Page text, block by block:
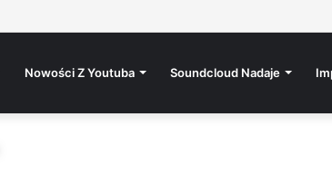
Nowości Z Youtuba Soundcloud Nadaje